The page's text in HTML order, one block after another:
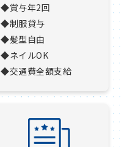
◆賞与年2回
◆制服貸与
◆髪型自由
◆ネイルOK
◆交通費全額支給